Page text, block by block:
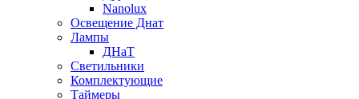
Nanolux
Освещение Днат
Лампы
ДНаТ
Светильники
Комплектующие
Таймеры